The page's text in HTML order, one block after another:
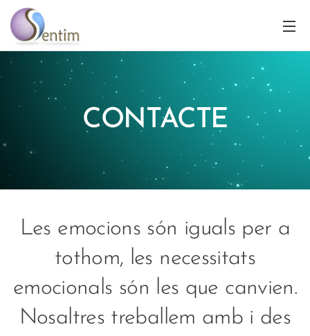
CONTACTE
Les emocions són iguals per a
tothom, les necessitats
emocionals són les que canvien.
Nosaltres treballem amb i des